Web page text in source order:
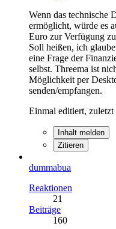
Wenn das technische
ermöglicht, würde es
Euro zur Verfügung
Soll heißen, ich
eine Frage der
selbst. Threema ist
Möglichkeit per
senden/empfangen.
Einmal editiert, zuletzt
Inhalt melden
Zitieren
dummabua
Reaktionen
21
Beiträge
160